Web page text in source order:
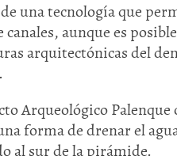
una tecnología que
aunque es
arquitectónicas del
Arqueológico
forma de drenar el
al sur de la pirámide.